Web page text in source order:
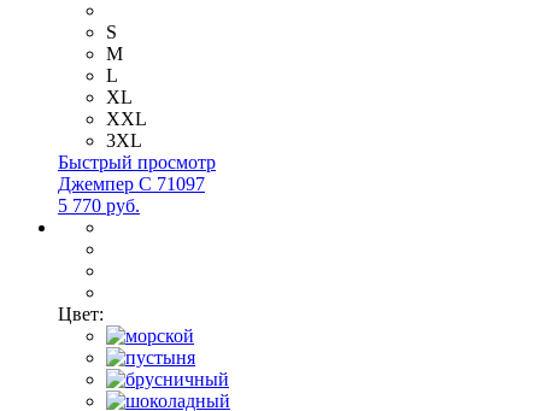
S
M
L
XL
XXL
3XL
Быстрый просмотр
Джемпер С 71097
5 770 руб.
Цвет: